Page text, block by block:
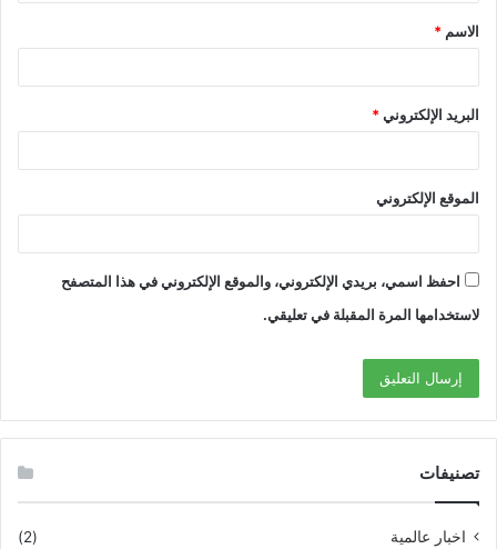
الاسم *
البريد الإلكتروني*
الموقع الإلكتروني
احفظ اسمي، بريدي الإلكتروني، والموقع الإلكتروني في هذا المتصفح
لاستخدامها المرة المقبلة في تعليقي.
تصنيفات
اخبار عالمية
(2)